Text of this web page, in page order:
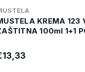
KREMA 123
100ml 1+1